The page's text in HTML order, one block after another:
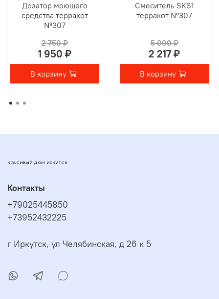
Дозатор моющего
средства терракот
№307
2 750 ₽
1 950 ₽
В корзину
Смеситель SKS1
терракот №307
5 000 ₽
2 217 ₽
В корзину
КРАСИВЫЙ ДОМ ИРКУТСК
Контакты
+79025445850
+73952432225
г Иркутск, ул Челябинская, д 26 к 5